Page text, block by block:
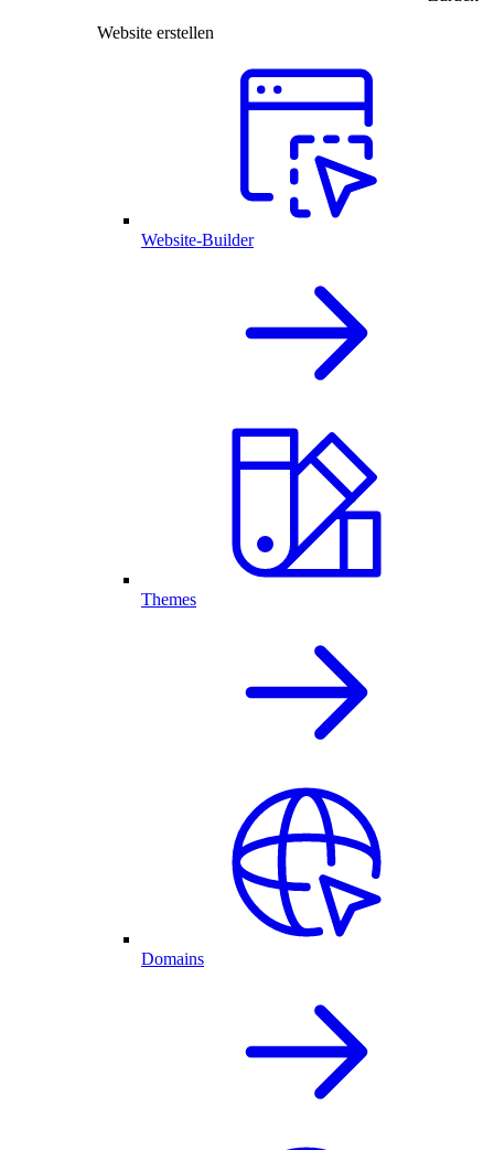
Website erstellen
Website-Builder
Themes
Domains